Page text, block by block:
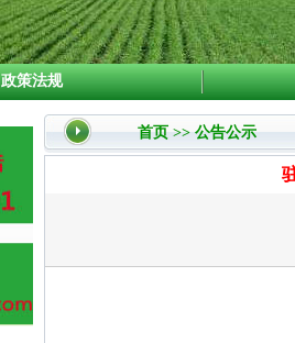
政策法规
首页>>公告公示